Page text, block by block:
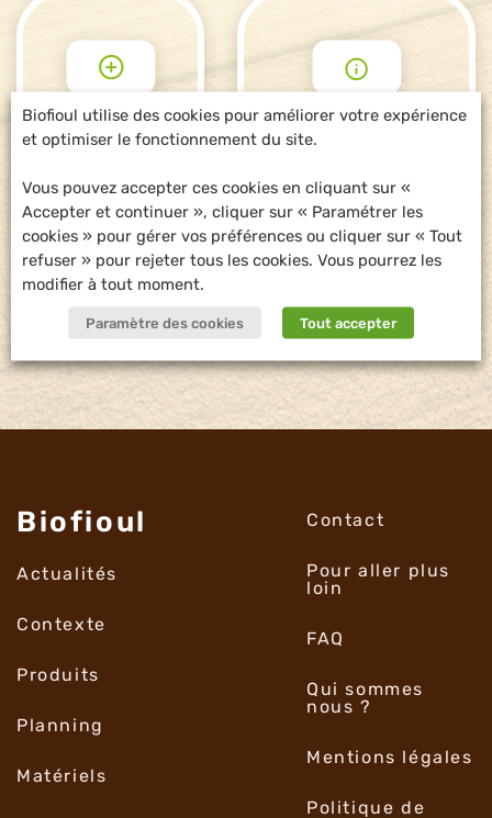
POUR ALLER
PLUS LOIN
DEMANDE
D'INFORMATIONS
Biofioul
Actualités
Contexte
Produits
Planning
Matériels
Contact
Pour aller plus
loin
FAQ
Qui sommes
nous ?
Mentions légales
Politique de
Biofioul utilise des cookies pour améliorer votre expérience
et optimiser le fonctionnement du site.
Vous pouvez accepter ces cookies en cliquant sur «
Accepter et continuer », cliquer sur « Paramétrer les
cookies » pour gérer vos préférences ou cliquer sur « Tout
refuser » pour rejeter tous les cookies. Vous pourrez les
modifier à tout moment.
Paramètre des cookies Tout accepter